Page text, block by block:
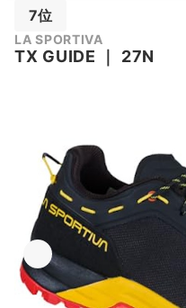
7位
LA SPORTIVA
TX GUIDE 27N